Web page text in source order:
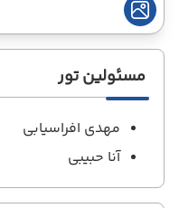
مسئولین تور
مهدی افراسیابی
آنا حبیبی